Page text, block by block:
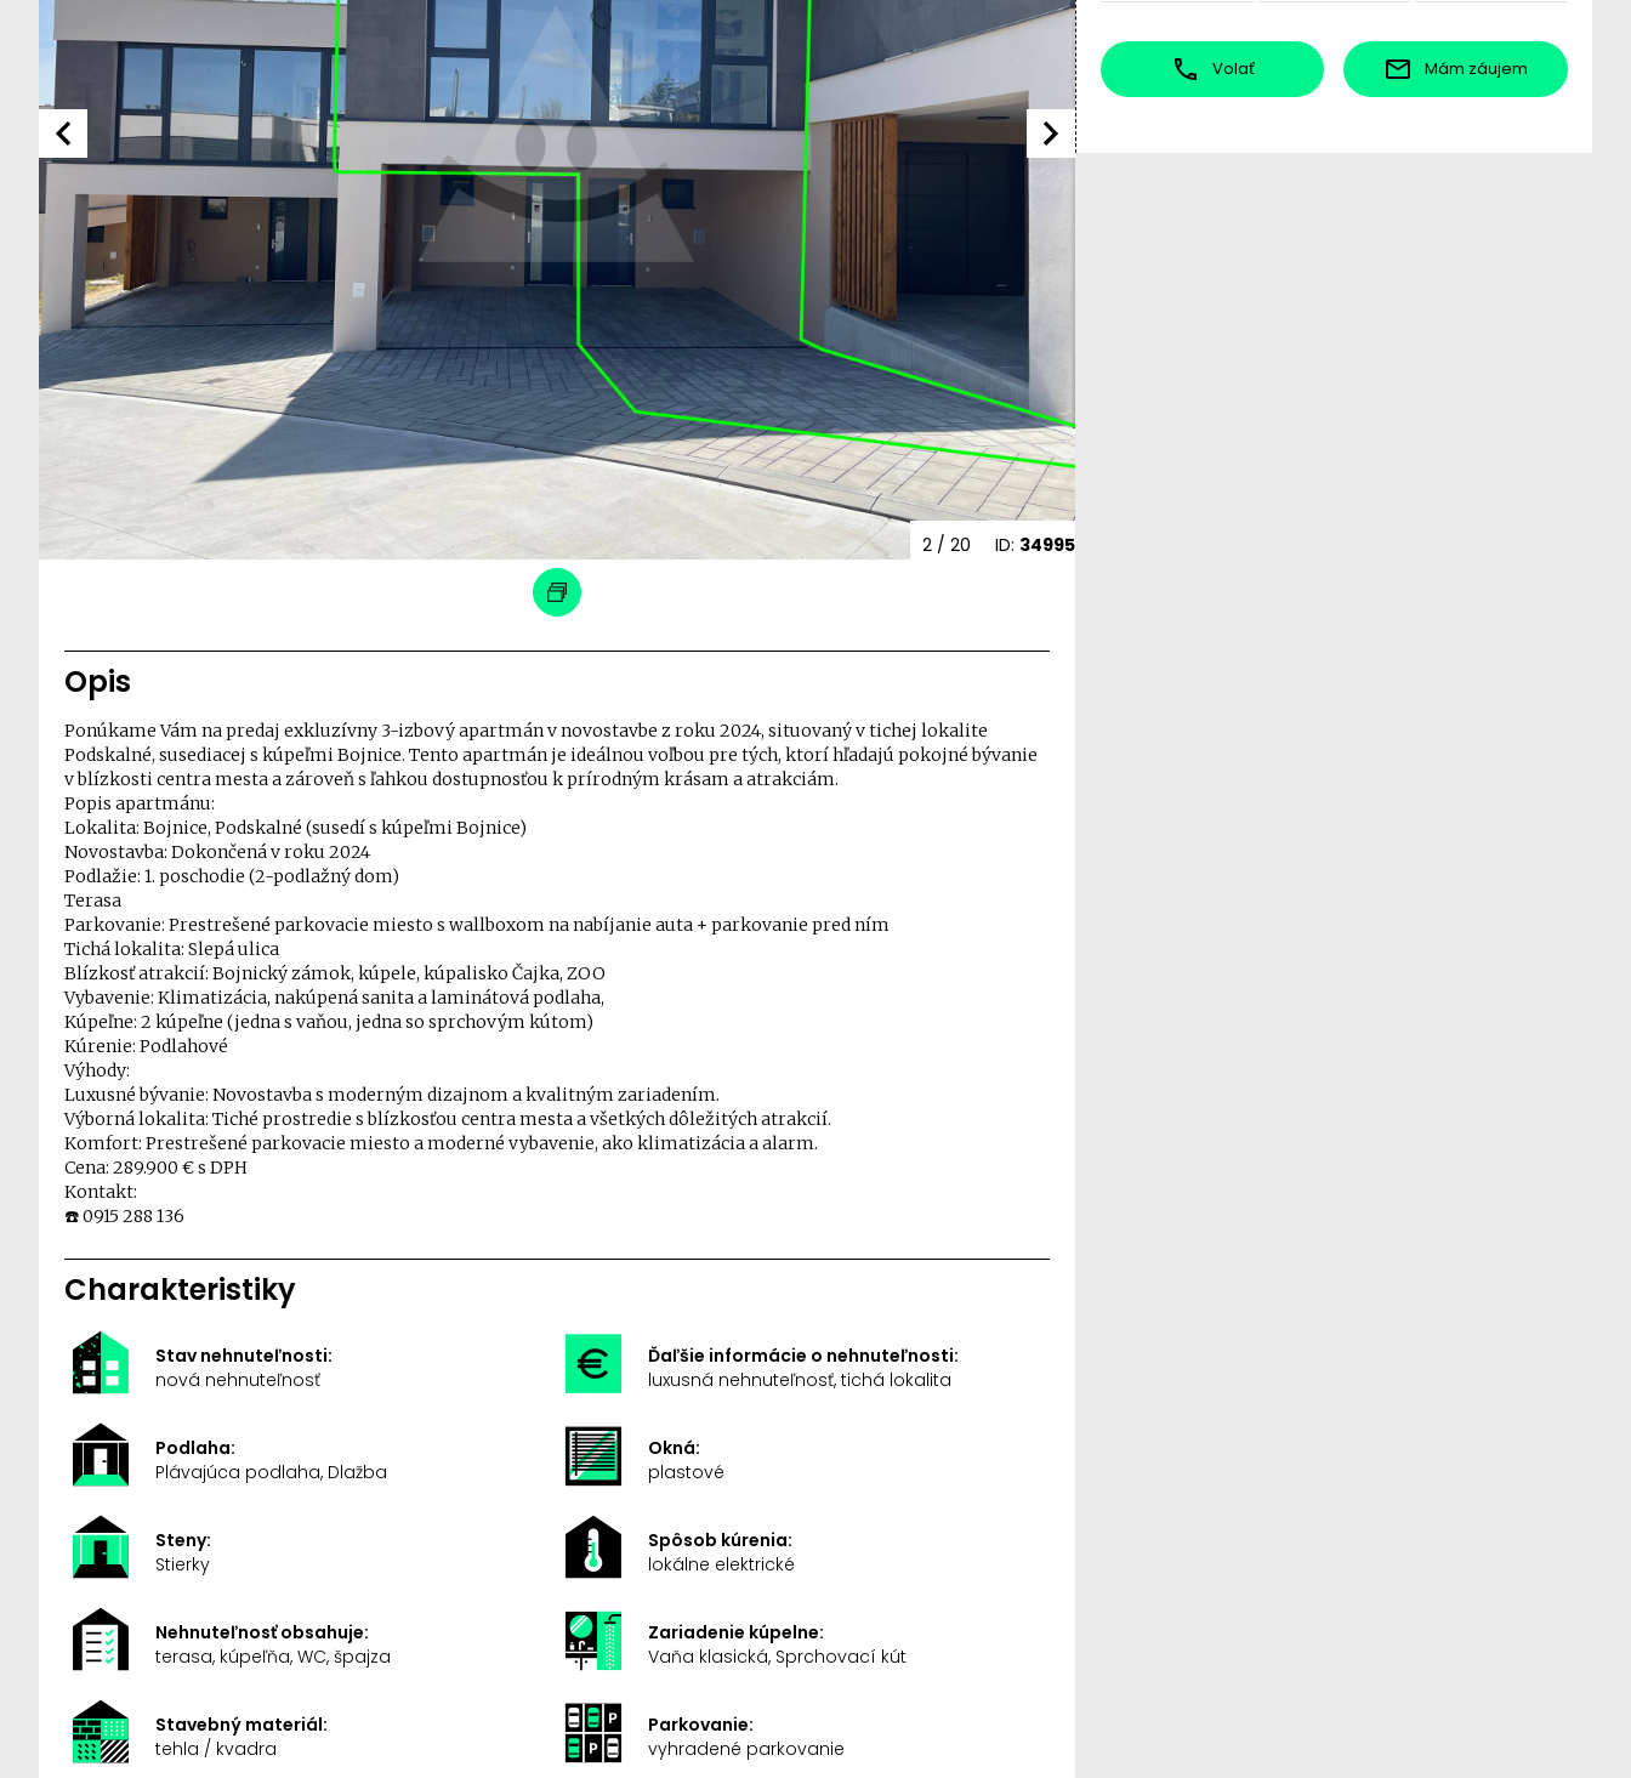
ID: 34995
2/ 20
Volať Mám záujem
Opis
Ponúkame Vám na predaj exkluzívny 3-izbový apartmán v novostavbe z roku 2024, situovaný v tichej lokalite
Podskalné, susediacej s kúpeľmi Bojnice. Tento apartmán je ideálnou voľbou pre tých, ktorí hľadajú pokojné bývanie
v blízkosti centra mesta a zároveň s ľahkou dostupnosťou k prírodným krásam a atrakciám.
Popis apartmánu:
Lokalita: Bojnice, Podskalné (susedí s kúpeľmi Bojnice)
Novostavba: Dokončená v roku 2024
Podlažie: 1. poschodie (2-podlažný dom)
Terasa
Parkovanie: Prestrešené parkovacie miesto s wallboxom na nabíjanie auta + parkovanie pred ním
Tichá lokalita: Slepá ulica
Blízkosť atrakcií: Bojnický zámok, kúpele, kúpalisko Čajka, ZOO
Vybavenie: Klimatizácia, nakúpená sanita a laminátová podlaha,
Kúpeľne: 2 kúpeľne (jedna s vaňou, jedna so sprchovým kútom)
Kúrenie: Podlahové
Výhody:
Luxusné bývanie: Novostavba s moderným dizajnom a kvalitným zariadením.
Výborná lokalita: Tiché prostredie s blízkosťou centra mesta a všetkých dôležitých atrakcií.
Komfort: Prestrešené parkovacie miesto a moderné vybavenie, ako klimatizácia a alarm.
Cena: 289.900 € s DPH
Kontakt:
☎️ 0915 288 136
Charakteristiky
Stav nehnuteľnosti:
nová nehnuteľnosť
Ďaľšie informácie o nehnuteľnosti:
luxusná nehnuteľnosť, tichá lokalita
Podlaha:
Plávajúca podlaha, Dlažba
Okná:
plastové
Steny:
Stierky
Spôsob kúrenia:
lokálne elektrické
Nehnuteľnosť obsahuje:
terasa, kúpeľňa, WC, špajza
Zariadenie kúpelne:
Vaňa klasická, Sprchovací kút
Stavebný materiál:
tehla / kvadra
Parkovanie:
vyhradené parkovanie